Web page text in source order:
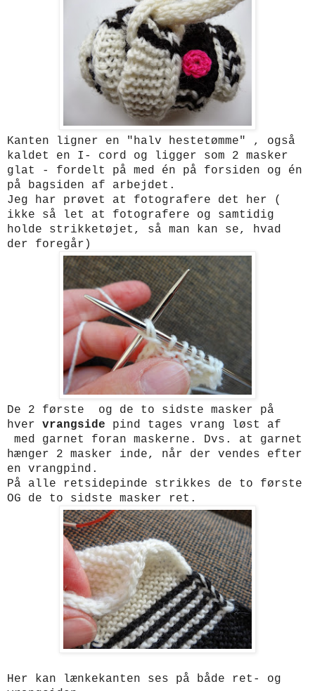
Kanten ligner en "halv hestetømme" , også
kaldet en I- cord og ligger som 2 masker
glat - fordelt på med én på forsiden og én
på bagsiden af arbejdet.
Jeg har prøvet at fotografere det her (
ikke så let at fotografere og samtidig
holde strikketøjet, så man kan se, hvad
der foregår)
De 2 første og de to sidste masker på
hver vrangside pind tages vrang løst af
med garnet foran maskerne. Dvs. at garnet
hænger 2 masker inde, når der vendes efter
en vrangpind.
På alle retsidepinde strikkes de to første
OG de to sidste masker ret.
Her kan lænkekanten ses på både ret- og